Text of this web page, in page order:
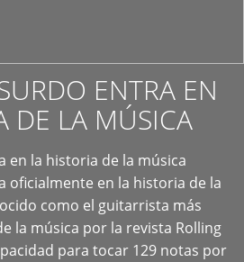
ENTRA EN
DE LA MÚSICA
en la historia de la música
oficialmente en la historia de la
como el guitarrista más
la música por la revista Rolling
para tocar 129 notas por
+